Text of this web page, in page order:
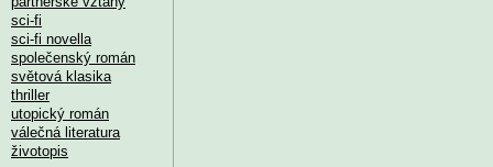
sci-fi
sci-fi novella
společenský román
světová klasika
thriller
utopický román
válečná literatura
životopis